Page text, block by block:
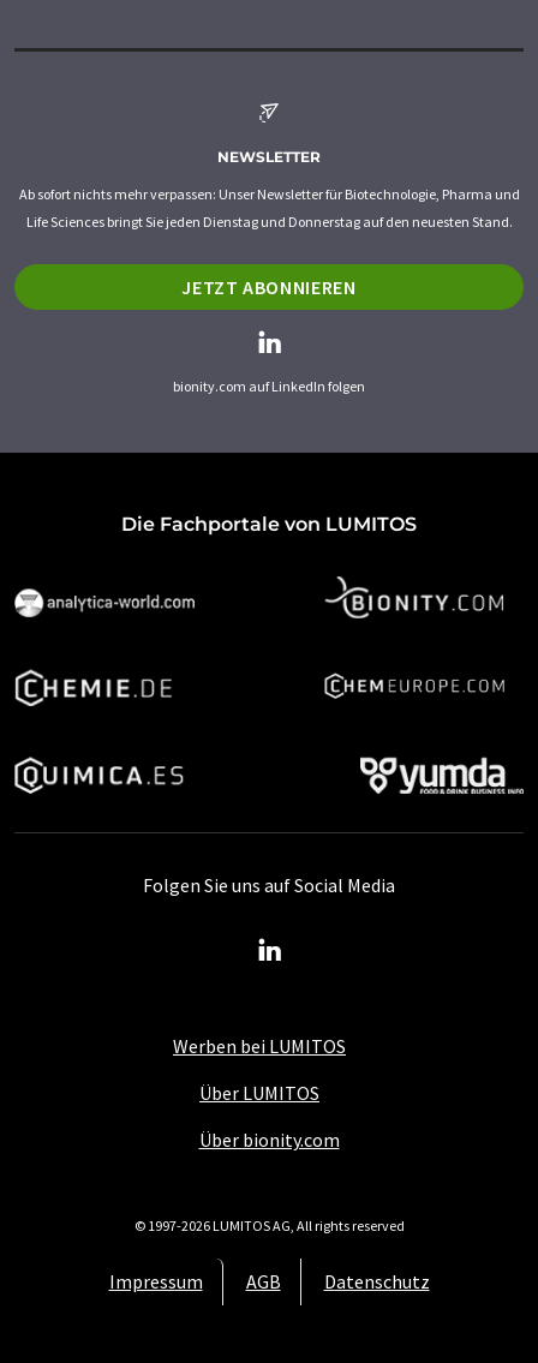
NEWSLETTER
Ab sofort nichts mehr verpassen: Unser Newsletter für Biotechnologie, Pharma und
Life Sciences bringt Sie jeden Dienstag und Donnerstag auf den neuesten Stand.
JETZT ABONNIEREN
bionity.com auf LinkedIn folgen
Die Fachportale von LUMITOS
Werben bei LUMITOS
Über LUMITOS
Über bionity.com
Impressum AGB Datenschutz
Folgen Sie uns auf Social Media
© 1997-2026 LUMITOS AG, All rights reserved